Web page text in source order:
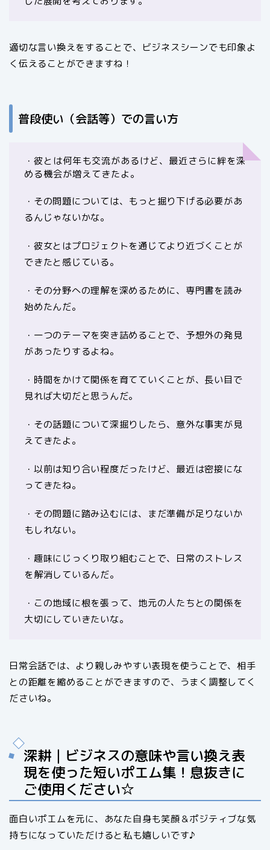
適切な言い換えをすることで、ビジネスシーンでも印象よ
く伝えることができますね！
普段使い（会話等）での言い方
・彼とは何年も交流があるけど、最近さらに絆を深
める機会が増えてきたよ。
・その問題については、もっと掘り下げる必要があ
るんじゃないかな。
・彼女とはプロジェクトを通じてより近づくことが
できたと感じている。
・その分野への理解を深めるために、専門書を読み
始めたんだ。
・一つのテーマを突き詰めることで、予想外の発見
があったりするよね。
・時間をかけて関係を育てていくことが、長い目で
見れば大切だと思うんだ。
・その話題について深掘りしたら、意外な事実が見
えてきたよ。
・以前は知り合い程度だったけど、最近は密接にな
ってきたね。
・その問題に踏み込むには、まだ準備が足りないか
もしれない。
・趣味にじっくり取り組むことで、日常のストレス
を解消しているんだ。
・この地域に根を張って、地元の人たちとの関係を
大切にしていきたいな。
日常会話では、より親しみやすい表現を使うことで、相手
との距離を縮めることができますので、うまく調整してく
ださいね。
深耕｜ビジネスの意味や言い換え表
現を使った短いポエム集！息抜きに
ご使用ください☆
面白いポエムを元に、あなた自身も笑顔＆ポジティブな気
持ちになっていただけると私も嬉しいです♪